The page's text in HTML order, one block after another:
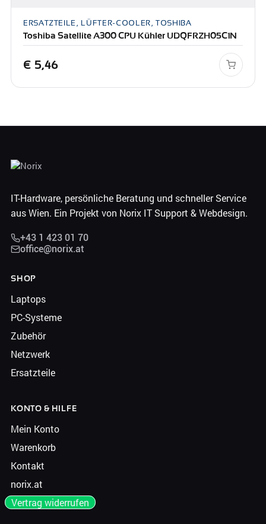
ERSATZTEILE, LÜFTER-COOLER, TOSHIBA
Toshiba Satellite A300 CPU Kühler UDQFRZH05C1N
€ 5,46
IT-Hardware, persönliche Beratung und schneller Service
aus Wien. Ein Projekt von Norix IT Support & Webdesign.
+43 1 423 01 70
office@norix.at
SHOP
Laptops
PC-Systeme
Zubehör
Netzwerk
Ersatzteile
KONTO & HILFE
Mein Konto
Warenkorb
Kontakt
norix.at
Vertrag widerrufen